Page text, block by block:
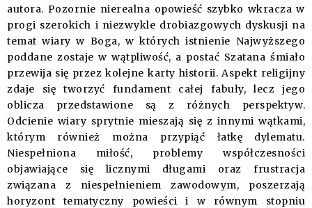
autora. Pozornie nierealna opowieść szybko wkracza w
progi szerokich i niezwykle drobiazgowych dyskusji na
temat wiary w Boga, w których istnienie Najwyższego
poddane zostaje w wątpliwość, a postać Szatana śmiało
przewija się przez kolejne karty historii. Aspekt religijny
zdaje się tworzyć fundament całej fabuły, lecz jego
oblicza przedstawione są z różnych perspektyw.
Odcienie wiary sprytnie mieszają się z innymi wątkami,
którym również można przypiąć łatkę dylematu.
Niespełniona miłość, problemy współczesności
objawiające się licznymi długami oraz frustracja
związana z niespełnieniem zawodowym, poszerzają
horyzont tematyczny powieści i w równym stopniu